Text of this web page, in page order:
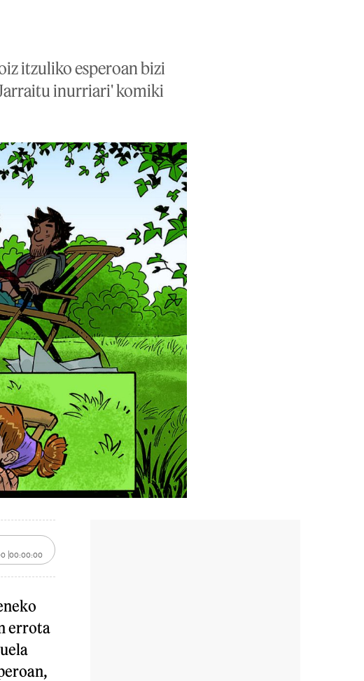
itzuliko esperoan bizi
inurriari' komiki
00:00:00
errota